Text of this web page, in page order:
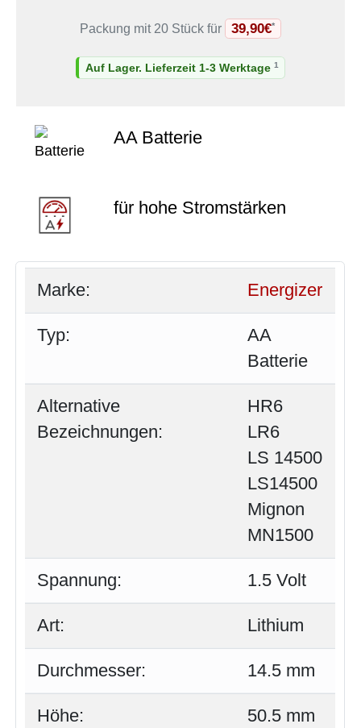
Packung mit 20 Stück für 39,90€*
Auf Lager. Lieferzeit 1-3 Werktage 1
AA Batterie
für hohe Stromstärken
Marke: Energizer
Typ:
AA
Batterie
Alternative
Bezeichnungen:
HR6
LR6
LS 14500
LS14500
Mignon
MN1500
Spannung: 1.5 Volt
Art: Lithium
Durchmesser: 14.5 mm
Höhe: 50.5 mm